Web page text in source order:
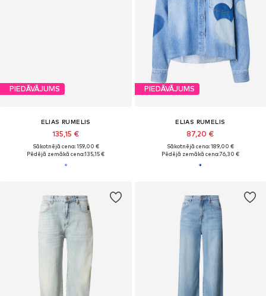
PIEDĀVĀJUMS
ELIAS RUMELIS
135,15 €
Sākotnējā cena: 159,00 €
Pēdējā zemākā cena:135,15 €
PIEDĀVĀJUMS
ELIAS RUMELIS
87,20 €
Sākotnējā cena: 189,00 €
Pēdējā zemākā cena:76,30 €